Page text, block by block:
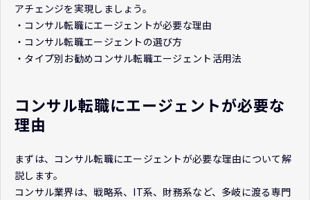
アチェンジを実現しましょう。
・コンサル転職にエージェントが必要な理由
・コンサル転職エージェントの選び方
・タイプ別お勧めコンサル転職エージェント活用法
コンサル転職にエージェントが必要な
理由
まずは、コンサル転職にエージェントが必要な理由について解
説します。
コンサル業界は、戦略系、IT系、財務系など、多岐に渡る専門